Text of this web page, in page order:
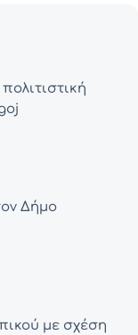
Δήμο
με σχέση